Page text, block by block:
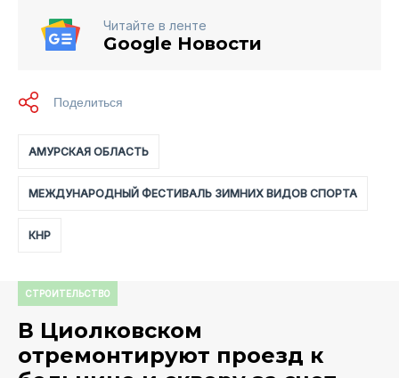
Читайте в ленте
Google Новости
АМУРСКАЯ ОБЛАСТЬ
МЕЖДУНАРОДНЫЙ ФЕСТИВАЛЬ ЗИМНИХ ВИДОВ СПОРТА
КНР
СТРОИТЕЛЬСТВО
В Циолковском
отремонтируют проезд к